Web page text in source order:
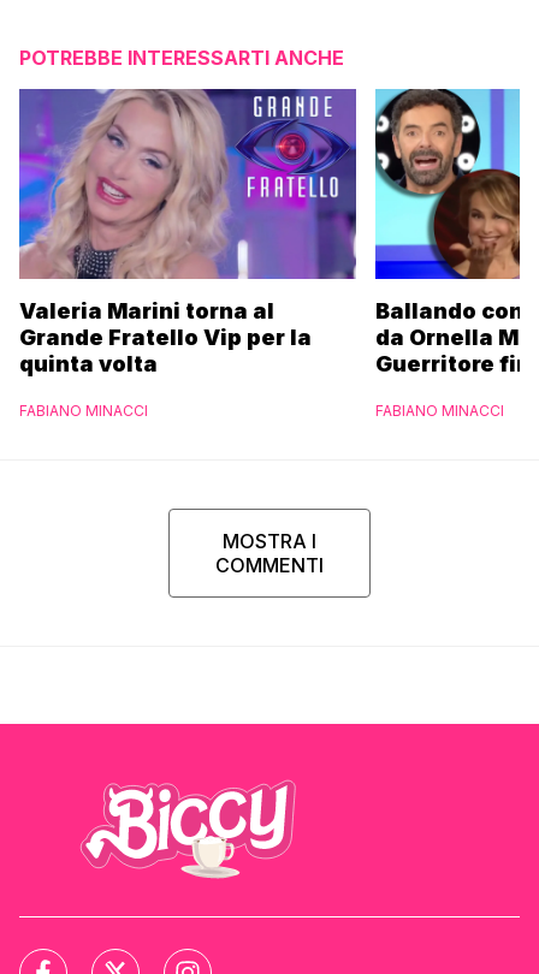
POTREBBE INTERESSARTI ANCHE
Valeria Marini torna al
Grande Fratello Vip per la
quinta volta
FABIANO MINACCI
Ballando con
da Ornella
Guerritore
l’esclusiva di
FABIANO MINACCI
MOSTRA I
COMMENTI